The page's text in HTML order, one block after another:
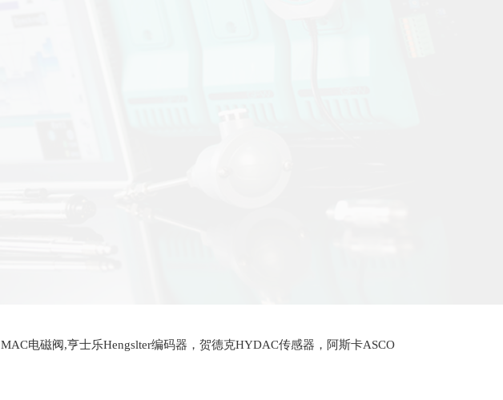
MAC电磁阀,亨士乐Hengslter编码器，贺德克HYDAC传感器，阿斯卡ASCO